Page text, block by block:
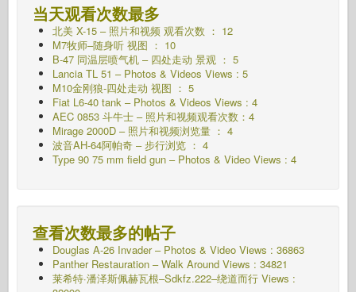
当天观看次数最多
北美 X-15 – 照片和视频 观看次数 ： 12
M7牧师–随身听 视图 ： 10
B-47 同温层喷气机 – 四处走动 景观 ： 5
Lancia TL 51 – Photos & Videos Views : 5
M10金刚狼-四处走动 视图 ： 5
Fiat L6-40 tank – Photos & Videos Views : 4
AEC 0853 斗牛士 – 照片和视频观看次数：4
Mirage 2000D – 照片和视频浏览量 ： 4
波音AH-64阿帕奇 – 步行浏览 ： 4
Type 90 75 mm field gun – Photos & Video Views : 4
查看次数最多的帖子
Douglas A-26 Invader – Photos & Video Views : 36863
Panther Restauration – Walk Around Views : 34821
莱希特·潘泽斯佩赫瓦根–Sdkfz.222–绕道而行 Views :